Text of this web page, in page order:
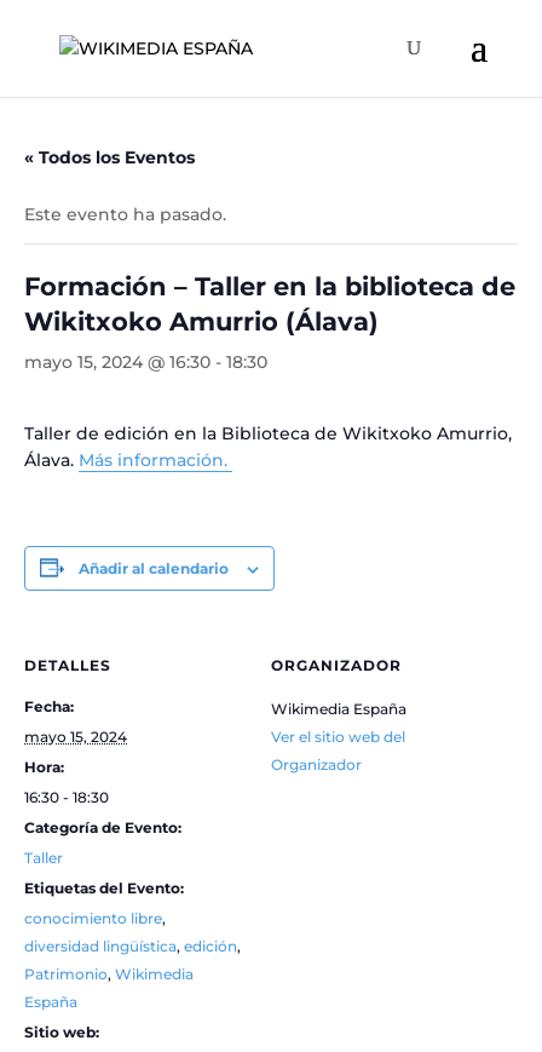
« Todos los Eventos
Este evento ha pasado.
Formación – Taller en la biblioteca de
Wikitxoko Amurrio (Álava)
mayo 15, 2024 @ 16:30 - 18:30
Taller de edición en la Biblioteca de Wikitxoko Amurrio,
Álava. Más información.
Añadir al calendario
DETALLES
Fecha:
mayo 15, 2024
Hora:
16:30 - 18:30
Categoría de Evento:
Taller
Etiquetas del Evento:
conocimiento libre,
diversidad lingüística, edición,
Patrimonio, Wikimedia
España
Sitio web:
ORGANIZADOR
Wikimedia España
Ver el sitio web del
Organizador